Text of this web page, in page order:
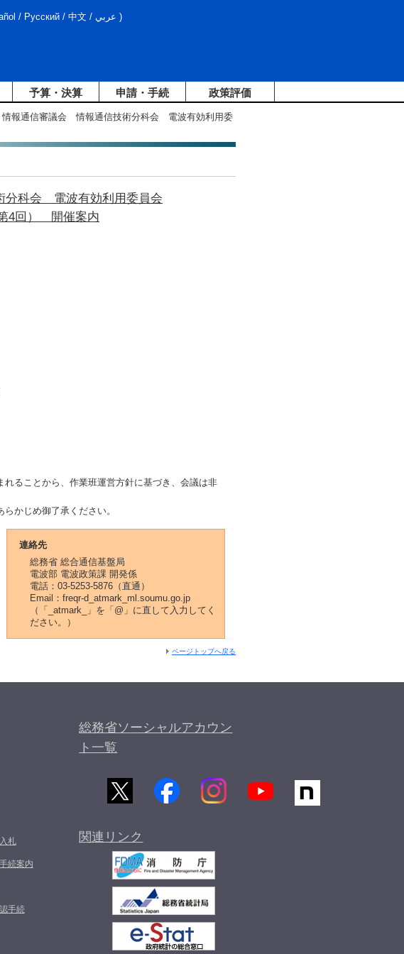
/ Русский / 中文 / عربي )
予算・決算 申請・手続 政策評価
情報通信審議会 情報通信技術分科会 電波有効利用委
科会 電波有効利用委員会
4回） 開催案内
ることから、作業班運営方針に基づき、会議は非
かじめ御了承ください。
連絡先
総務省 総合通信基盤局
電波部 電波政策課 開発係
電話：03-5253-5876（直通）
Email：freqr-d_atmark_ml.soumu.go.jp
（「_atmark_」を「@」に直して入力してく
ださい。）
ページトップへ戻る
札
続案内
手続
総務省ソーシャルアカウン
ト一覧
関連リンク